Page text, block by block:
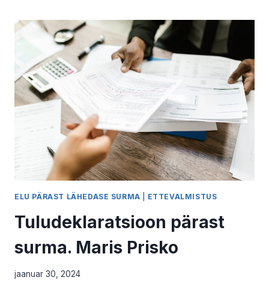
LEIN.
LILIAN
TENNISBERG
ELU PÄRAST LÄHEDASE SURMA ETTEVALMISTUS
Tuludeklaratsioon pärast
surma. Maris Prisko
jaanuar 30, 2024